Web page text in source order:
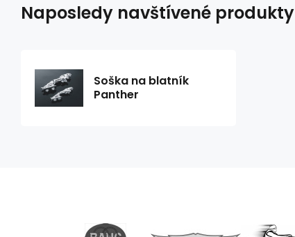
Naposledy navštívené produkty
Soška na blatník
Panther